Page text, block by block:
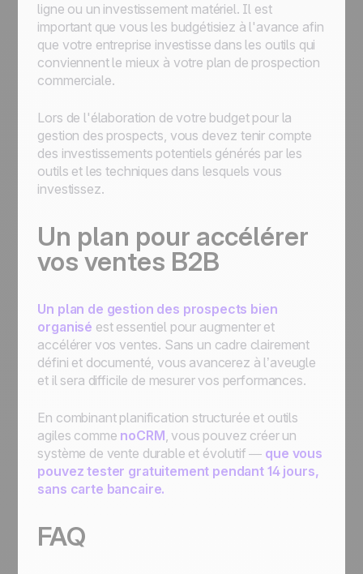
ligne ou un investissement matériel. Il est
important que vous les budgétisiez à l'avance afin
que votre entreprise investisse dans les outils qui
conviennent le mieux à votre plan de prospection
commerciale.
Lors de l'élaboration de votre budget pour la
gestion des prospects, vous devez tenir compte
des investissements potentiels générés par les
outils et les techniques dans lesquels vous
investissez.
Un plan pour accélérer
vos ventes B2B
Un plan de gestion des prospects bien
organisé est essentiel pour augmenter et
accélérer vos ventes. Sans un cadre clairement
défini et documenté, vous avancerez à l’aveugle
et il sera difficile de mesurer vos performances.
En combinant planification structurée et outils
agiles comme noCRM, vous pouvez créer un
système de vente durable et évolutif — que vous
pouvez tester gratuitement pendant 14 jours,
sans carte bancaire.
FAQ